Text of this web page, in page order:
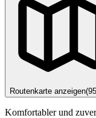
Routenkarte anzeigen(95
Komfortabler und